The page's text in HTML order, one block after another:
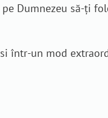
Dumnezeu să-ți
într-un mod